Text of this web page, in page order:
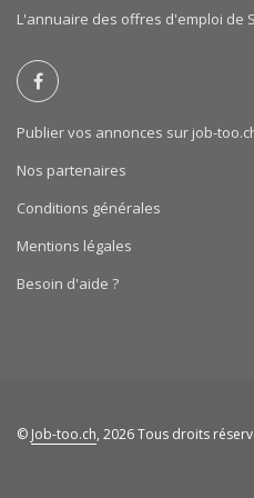
L'annuaire des offres d'emploi de
Publier vos annonces sur job-
Nos partenaires
Conditions générales
Mentions légales
Besoin d'aide ?
© Job-too.ch, 2026 Tous droits